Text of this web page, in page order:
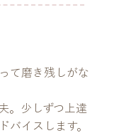
て磨き残しがな
。少しずつ上達
バイスします。